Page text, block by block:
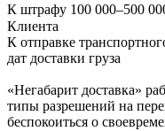
К штрафу 100 000–500
Клиента
К отправке
дат доставки груза
«Негабарит доставка»
типы разрешений на
беспокоиться о